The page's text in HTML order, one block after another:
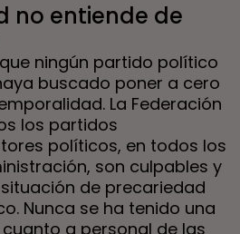
no entiende de
ningún partido político
buscado poner a cero
La Federación
los partidos
políticos, en todos los
son culpables y
de precariedad
Nunca se ha tenido una
a personal de las